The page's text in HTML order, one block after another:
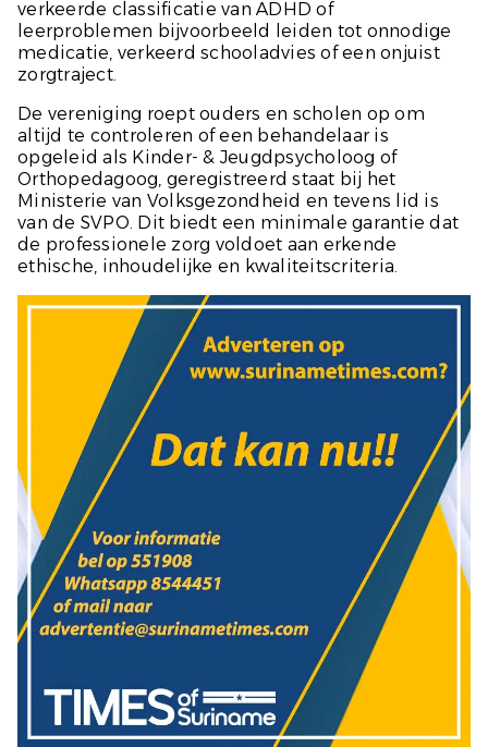
verkeerde classificatie van ADHD of
leerproblemen bijvoorbeeld leiden tot onnodige
medicatie, verkeerd schooladvies of een onjuist
zorgtraject.
De vereniging roept ouders en scholen op om
altijd te controleren of een behandelaar is
opgeleid als Kinder- & Jeugdpsycholoog of
Orthopedagoog, geregistreerd staat bij het
Ministerie van Volksgezondheid en tevens lid is
van de SVPO. Dit biedt een minimale garantie dat
de professionele zorg voldoet aan erkende
ethische, inhoudelijke en kwaliteitscriteria.